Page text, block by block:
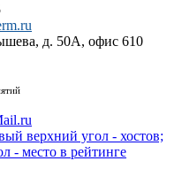
д. 50А, офис 610